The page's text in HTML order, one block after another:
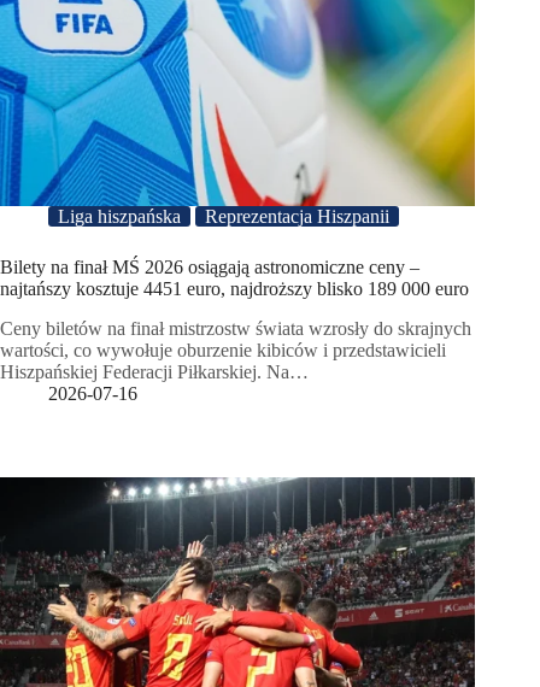
Liga hiszpańska Reprezentacja Hiszpanii
Bilety na finał MŚ 2026 osiągają astronomiczne ceny –
najtańszy kosztuje 4451 euro, najdroższy blisko 189 000 euro
Ceny biletów na finał mistrzostw świata wzrosły do skrajnych
wartości, co wywołuje oburzenie kibiców i przedstawicieli
Hiszpańskiej Federacji Piłkarskiej. Na…
2026-07-16